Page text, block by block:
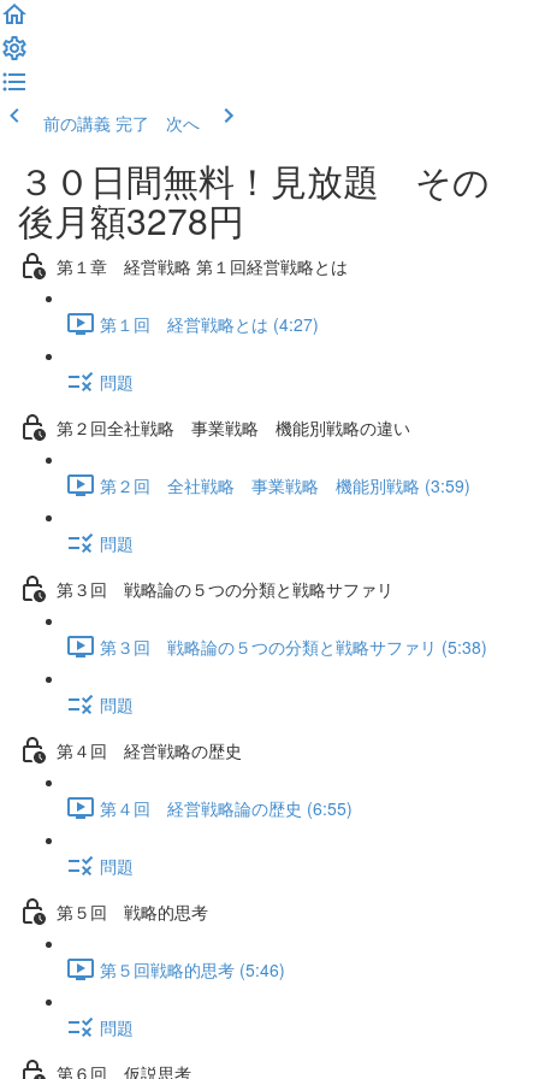
前の講義 完了 次へ
３０日間無料！見放題 その
後月額3278円
第１章 経営戦略 第１回経営戦略とは
第１回 経営戦略とは (4:27)
問題
第２回全社戦略 事業戦略 機能別戦略の違い
第２回 全社戦略 事業戦略 機能別戦略 (3:59)
問題
第３回 戦略論の５つの分類と戦略サファリ
第３回 戦略論の５つの分類と戦略サファリ (5:38)
問題
第４回 経営戦略の歴史
第４回 経営戦略論の歴史 (6:55)
問題
第５回 戦略的思考
第５回戦略的思考 (5:46)
問題
第６回 仮説思考